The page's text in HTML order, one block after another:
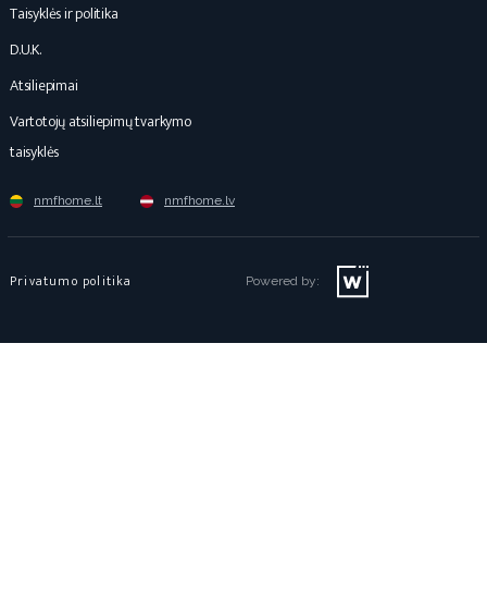
Taisyklės ir politika
D.U.K.
Atsiliepimai
Vartotojų atsiliepimų tvarkymo
taisyklės
nmfhome.lt nmfhome.lv
Privatumo politika Powered by: